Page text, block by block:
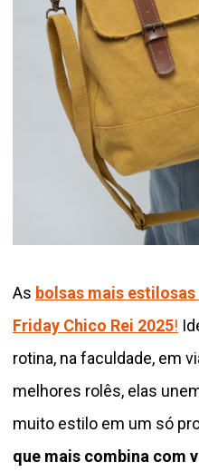
As bolsas mais estilosas
Friday Chico Rei 2025!
rotina, na faculdade, em
melhores rolês, elas
muito estilo em um só
que mais combina com